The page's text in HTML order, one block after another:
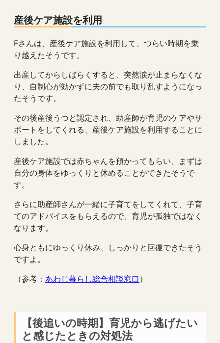
産後ケア施設を利用
Fさんは、産後ケア施設を利用して、つらい時期を乗
り越えたそうです。
出産してからしばらくすると、突然涙が止まらなくな
り、自制心が効かずに夫の前でも取り乱すようになっ
たそうです。
その後産後うつと認定され、助産師が育児のケアやサ
ポートをしてくれる、産後ケア施設を利用することに
しました。
産後ケア施設では赤ちゃんを預かってもらい、まずは
自分の身体をゆっくりと休めることができたそうで
す。
さらに助産師さんが一緒に子育てをしてくれて、子育
てのアドバイスをもらえるので、育児が孤独ではなく
なります。
心身ともにゆっくり休み、しっかりと回復できたそう
ですよ。
（参考： あわじ暮らし総合相談窓口 ）
【後追いの時期】育児から逃げたい
と感じたときの対処法